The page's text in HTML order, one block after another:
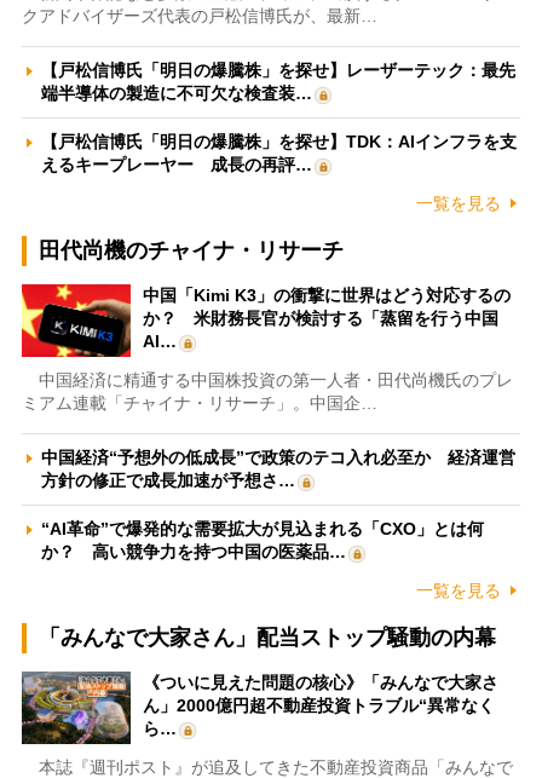
クアドバイザーズ代表の戸松信博氏が、最新…
【戸松信博氏「明日の爆騰株」を探せ】レーザーテック：最先
端半導体の製造に不可欠な検査装…
【戸松信博氏「明日の爆騰株」を探せ】TDK：AIインフラを支
えるキープレーヤー 成長の再評…
一覧を見る
田代尚機のチャイナ・リサーチ
中国「Kimi K3」の衝撃に世界はどう対応するの
か？ 米財務長官が検討する「蒸留を行う中国
AI…
中国経済に精通する中国株投資の第一人者・田代尚機氏のプレ
ミアム連載「チャイナ・リサーチ」。中国企…
中国経済“予想外の低成長”で政策のテコ入れ必至か 経済運営
方針の修正で成長加速が予想さ…
“AI革命”で爆発的な需要拡大が見込まれる「CXO」とは何
か？ 高い競争力を持つ中国の医薬品…
一覧を見る
「みんなで大家さん」配当ストップ騒動の内幕
《ついに見えた問題の核心》「みんなで大家さ
ん」2000億円超不動産投資トラブル“異常なく
ら…
本誌『週刊ポスト』が追及してきた不動産投資商品「みんなで